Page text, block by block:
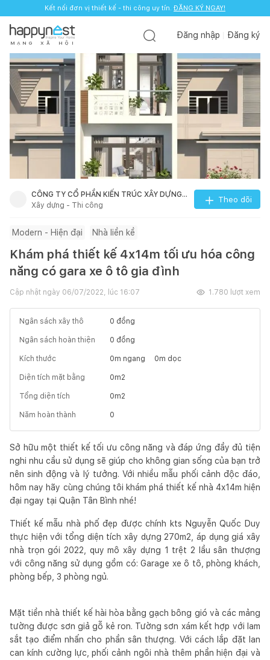
Kết nối đơn vị thiết kế - thi công uy tín. ĐĂNG KÝ NGAY!
M Ạ N G X Ã H Ộ I
Đăng nhập Đăng ký
CÔNG TY CỔ PHẦN KIẾN TRÚC XÂY DỰNG
SONG PHÁT
Xây dựng - Thi công
Theo dõi
Modern - Hiện đại Nhà liền kề
Khám phá thiết kế 4x14m tối ưu hóa công
năng có gara xe ô tô gia đình
Cập nhật ngày 06/07/2022, lúc 16:07 1.780 lượt xem
Ngân sách xây thô 0 đồng
Ngân sách hoàn thiện 0 đồng
Kích thước 0m ngang 0m dọc
Diện tích mặt bằng 0m2
Tổng diện tích 0m2
Năm hoàn thành 0
Sở hữu một thiết kế tối ưu công năng và đáp ứng đầy đủ tiện
nghi nhu cầu sử dụng sẽ giúp cho không gian sống của bạn trở
nên sinh động và lý tưởng. Với nhiều mẫu phối cảnh độc đáo,
hôm nay hãy cùng chúng tôi khám phá thiết kế nhà 4x14m hiện
đại ngay tại Quận Tân Bình nhé!
Thiết kế mẫu nhà phố đẹp được chính kts Nguyễn Quốc Duy
thực hiện với tổng diện tích xây dựng 270m2, áp dụng giá xây
nhà trọn gói 2022, quy mô xây dựng 1 trệt 2 lầu sân thượng
với công năng sử dụng gồm có: Garage xe ô tô, phòng khách,
phòng bếp, 3 phòng ngủ.
Mặt tiền nhà thiết kế hài hòa bằng gạch bông gió và các mảng
tường được sơn giả gỗ kẻ ron. Tường sơn xám kết hợp với lam
sắt tạo điểm nhấn cho phần sân thượng. Với cách lắp đặt lan
can kính cường lực, phối cảnh ngôi nhà thêm phần hiện đại và